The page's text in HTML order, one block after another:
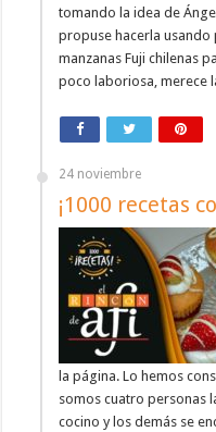
tomando la idea de
propuse hacerla usando
manzanas Fuji chilenas
poco laboriosa, merece
24 noviembre
¡1000 recetas
la página. Lo hemos
somos cuatro personas
cocino y los demás se